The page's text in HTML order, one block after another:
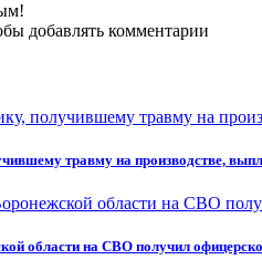
добавлять комментарии
травму на производстве,
области на СВО получил